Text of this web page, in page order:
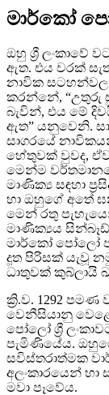
මාර්කෝ
ඔහු ශ්‍රී ලංකාවේ
ඇත. එය වරක්
නාවික සටහන්වල
කරන්නේ, “උතුරු
බැවින්, එය මේ
ඇත” යනුවෙනි.
සාගරයේ
හේතුවක් වුවද,
මෙන්ම
මාණික්‍ය සඳහා
හා ඔහුගේ අතේ
මෙන් රතු
මාණික්‍යය
මාර්කෝ පෝලෝ
දූත පිරිසක් යැවූ
ධාතුවක් කුබ්ලායි
ක්‍රි.ව. 1292
වෙනීසියානු
පෝලෝ ශ්‍රී
පැමිණියේය.
සවිස්තරාත්මක
අලංකාරයෙන්
මවා පෑවේය.